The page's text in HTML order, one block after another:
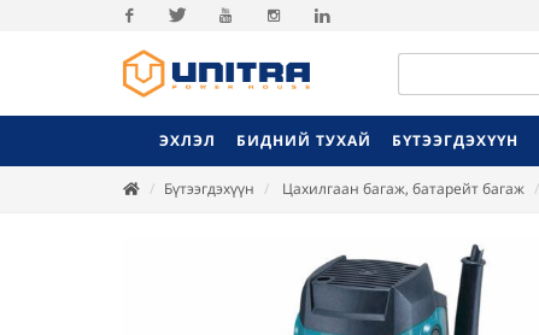
Facebook
ЭХЛЭЛ БИДНИЙ ТУХАЙ БҮТЭЭГДЭХҮҮН
Бүтээгдэхүүн Цахилгаан багаж, батарейт багаж